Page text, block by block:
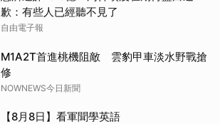
歉：有些人已經聽不見了
自由電子報
M1A2T首進桃機阻敵 雲豹甲車淡水野戰搶
修
NOWNEWS今日新聞
【8月8日】看軍聞學英語